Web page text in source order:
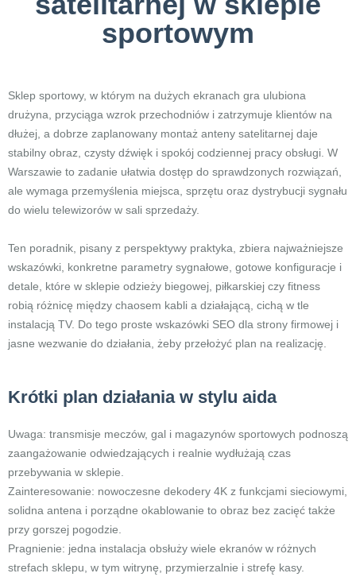
sportowym
Sklep sportowy, w którym na dużych ekranach gra ulubiona
drużyna, przyciąga wzrok przechodniów i zatrzymuje klientów na
dłużej, a dobrze zaplanowany montaż anteny satelitarnej daje
stabilny obraz, czysty dźwięk i spokój codziennej pracy obsługi. W
Warszawie to zadanie ułatwia dostęp do sprawdzonych rozwiązań,
ale wymaga przemyślenia miejsca, sprzętu oraz dystrybucji sygnału
do wielu telewizorów w sali sprzedaży.
Ten poradnik, pisany z perspektywy praktyka, zbiera najważniejsze
wskazówki, konkretne parametry sygnałowe, gotowe konfiguracje i
detale, które w sklepie odzieży biegowej, piłkarskiej czy fitness
robią różnicę między chaosem kabli a działającą, cichą w tle
instalacją TV. Do tego proste wskazówki SEO dla strony firmowej i
jasne wezwanie do działania, żeby przełożyć plan na realizację.
Krótki plan działania w stylu aida
Uwaga: transmisje meczów, gal i magazynów sportowych podnoszą
zaangażowanie odwiedzających i realnie wydłużają czas
przebywania w sklepie.
Zainteresowanie: nowoczesne dekodery 4K z funkcjami sieciowymi,
solidna antena i porządne okablowanie to obraz bez zacięć także
przy gorszej pogodzie.
Pragnienie: jedna instalacja obsłuży wiele ekranów w różnych
strefach sklepu, w tym witrynę, przymierzalnie i strefę kasy.